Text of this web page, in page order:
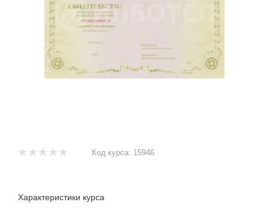
Код курса: 15946
Характеристики курса